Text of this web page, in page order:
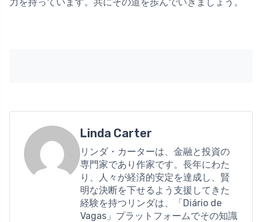
Linda Carter
リンダ・カーターは、金融と投資の
専門家であり作家です。長年にわた
り、人々が経済的安定を達成し、賢
明な決断を下せるよう支援してきた
経験を持つリンダは、「Diário de
Vagas」プラットフォームでその知識